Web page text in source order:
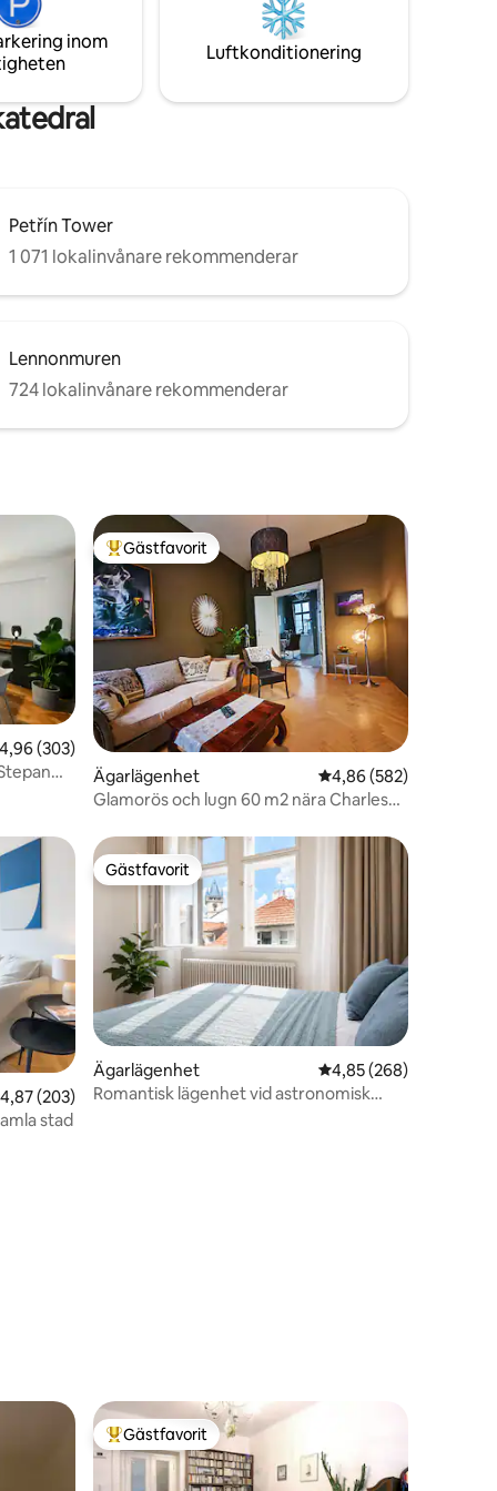
på
dag med besök i Prags monument,
gallerier och gastronomiska upplevelser.
inom
Luftkonditionering
Petřín Tower
1 071 lokalinvånare rekommenderar
Lennonmuren
724 lokalinvånare rekommenderar
av 5 i genomsnittligt betyg, 303 omdömen
4,96 (303)
Populär gästfavorit
Gästfavorit
Ägarlägenhet 4,86 av 5 i
4,86 (582)
Glamorös och lugn 60 m2 nära Charles
av 5 i genomsnittligt betyg, 203 omdömen
4,87 (203)
stad
Gästfavorit
Gästfavorit
Ägarlägenhet 4,85 av 5 i
4,85 (268)
Romantisk lägenhet vid astronomisk
Populär gästfavorit
Gästfavorit